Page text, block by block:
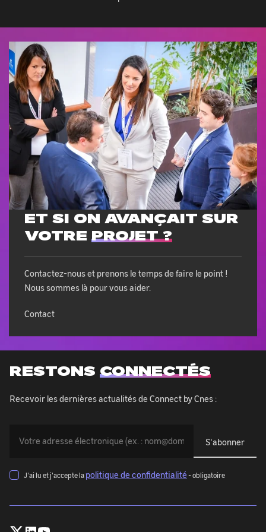
ET SI ON AVANÇAIT SUR
VOTRE PROJET ?
Contactez-nous et prenons le temps de faire le point !
Nous sommes là pour vous aider.
Contact
RESTONS CONNECTÉS
Recevoir les dernières actualités de Connect by Cnes :
devez
votre
mail
J'ai lu et j'accepte lapolitique de confidentialité- obligatoire